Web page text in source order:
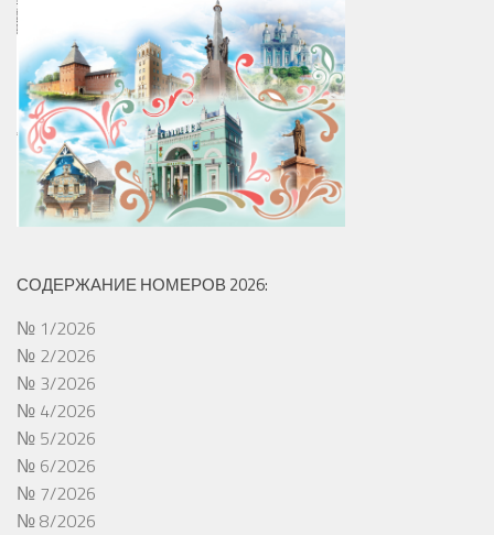
СОДЕРЖАНИЕ НОМЕРОВ 2026:
№ 1/2026
№ 2/2026
№ 3/2026
№ 4/2026
№ 5/2026
№ 6/2026
№ 7/2026
№ 8/2026